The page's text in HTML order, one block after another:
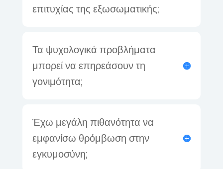
επιτυχίας της εξωσωματικής;
Τα ψυχολογικά προβλήματα
μπορεί να επηρεάσουν τη
γονιμότητα;
Έχω μεγάλη πιθανότητα να
εμφανίσω θρόμβωση στην
εγκυμοσύνη;